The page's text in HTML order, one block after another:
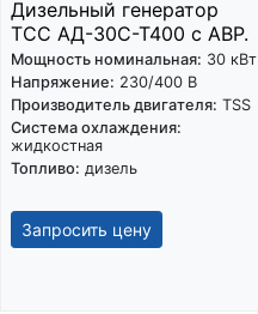
Дизельный генератор
ТСС АД-30С-Т400 с АВР.
Мощность номинальная: 30 кВт
Напряжение: 230/400 В
Производитель двигателя: TSS
Система охлаждения:
жидкостная
Топливо: дизель
Запросить цену